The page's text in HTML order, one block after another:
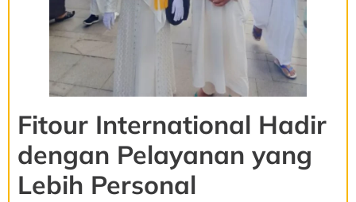
Fitour International Hadir
dengan Pelayanan yang
Lebih Personal